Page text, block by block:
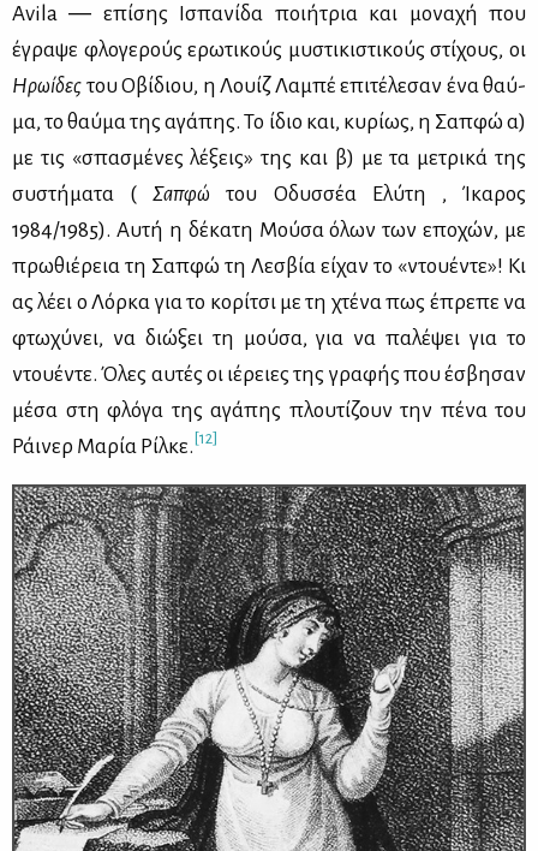
Avila ― επί­σης Ισπα­νί­δα ποι­ή­τρια και μο­να­χή που
έγρα­ψε φλο­γε­ρούς ερω­τι­κούς μυ­στι­κι­στι­κούς στί­χους, οι
Ηρω­ί­δες του Οβί­διου, η Λουίζ Λα­μπέ επι­τέ­λε­σαν ένα θαύ­
μα, το θαύ­μα της αγά­πης. Το ίδιο και, κυ­ρί­ως, η Σαπ­φώ α)
με τις «σπα­σμέ­νες λέ­ξεις» της και β) με τα με­τρι­κά της
συ­στή­μα­τα (Σαπ­φώ του Οδυσ­σέα Ελύ­τη , Ίκα­ρος
1984/1985). Αυ­τή η δέ­κα­τη Μού­σα όλων των επο­χών, με
πρω­θιέ­ρεια τη Σαπ­φώ τη Λε­σβία εί­χαν το «ντου­έ­ντε»! Κι
ας λέ­ει ο Λόρ­κα για το κο­ρί­τσι με τη χτέ­να πως έπρε­πε να
φτω­χύ­νει, να διώ­ξει τη μού­σα, για να πα­λέ­ψει για το
ντου­έ­ντε. Όλες αυ­τές οι ιέ­ρειες της γρα­φής που έσβη­σαν
μέ­σα στη φλό­γα της αγά­πης πλου­τί­ζουν την πέ­να του
Ράι­νερ Μα­ρία Ρίλ­κε. [12]